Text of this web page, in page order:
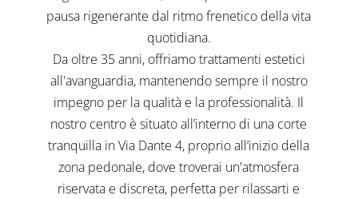
pausa rigenerante dal ritmo frenetico della vita
quotidiana.
Da oltre 35 anni, offriamo trattamenti estetici
all'avanguardia, mantenendo sempre il nostro
impegno per la qualità e la professionalità. Il
nostro centro è situato all’interno di una corte
tranquilla in Via Dante 4, proprio all’inizio della
zona pedonale, dove troverai un'atmosfera
riservata e discreta, perfetta per rilassarti e